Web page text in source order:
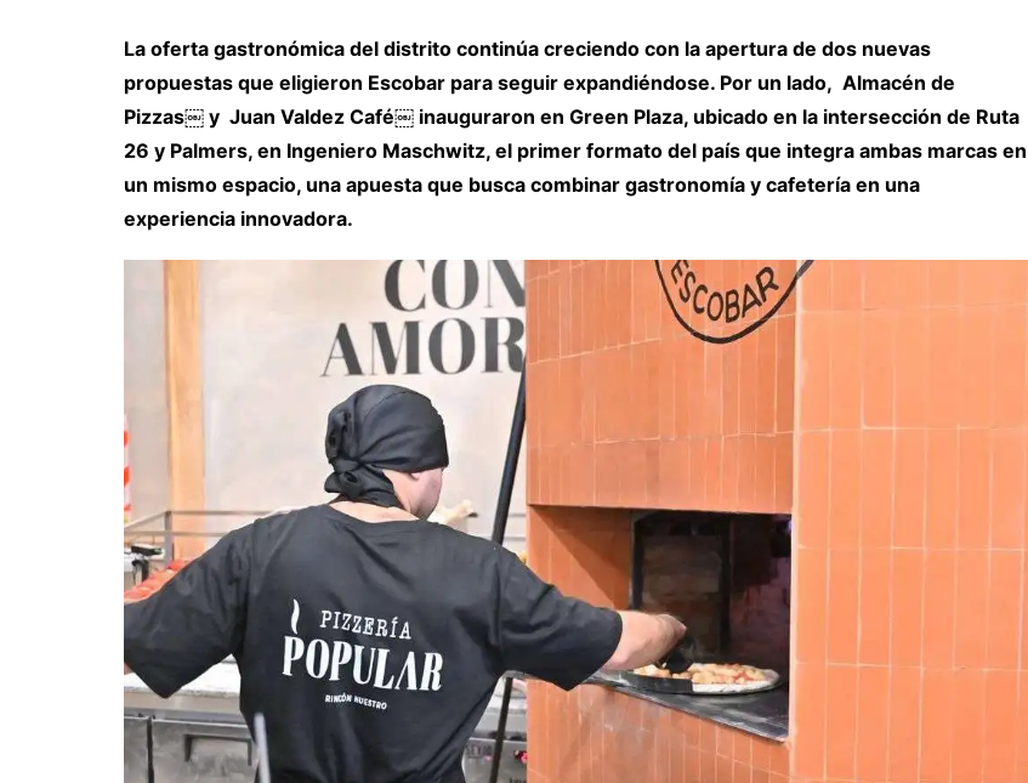
La oferta gastronómica del distrito continúa creciendo con la apertura de dos nuevas
propuestas que eligieron Escobar para seguir expandiéndose. Por un lado, Almacén de
Pizzas⁠￼ y Juan Valdez Café⁠￼ inauguraron en Green Plaza, ubicado en la intersección de Ruta
26 y Palmers, en Ingeniero Maschwitz, el primer formato del país que integra ambas marcas en
un mismo espacio, una apuesta que busca combinar gastronomía y cafetería en una
experiencia innovadora.